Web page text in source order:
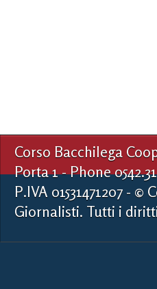
Corso Bacchilega
Porta 1 - Phone
P.IVA 01531471207 -
Giornalisti. Tutti i